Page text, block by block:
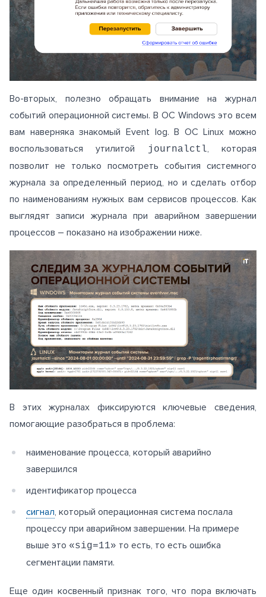
Во-вторых, полезно обращать внимание на журнал
событий операционной системы. В ОС Windows это всем
вам наверняка знакомый Event log. В ОС Linux можно
воспользоваться утилитой
journalctl, которая
позволит не только посмотреть события системного
журнала за определенный период, но и сделать отбор
по наименованиям нужных вам сервисов процессов. Как
выглядят записи журнала при аварийном завершении
процессов – показано на изображении ниже.
В этих журналах фиксируются ключевые сведения,
помогающие разобраться в проблема:
наименование процесса, который аварийно
завершился
идентификатор процесса
сигнал, который операционная система послала
процессу при аварийном завершении. На примере
выше это «sig=11» то есть, то есть ошибка
сегментации памяти.
Еще один косвенный признак того, что пора включать